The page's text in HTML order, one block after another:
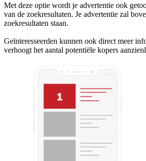
Met deze optie wordt je advertentie ook
van de zoekresultaten. Je advertentie zal
zoekresultaten staan.
Geïnteresseerden kunnen ook direct meer
verhoogt het aantal potentiële kopers